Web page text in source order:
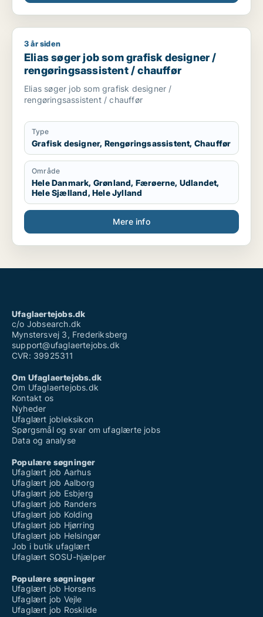
Elias søger job som grafisk designer / rengøringsassistent /
3 år siden
Elias søger job som grafisk designer /
rengøringsassistent / chauffør
Elias søger job som grafisk designer /
rengøringsassistent / chauffør
Type
Grafisk designer, Rengøringsassistent, Chauffør
Område
Hele Danmark, Grønland, Færøerne, Udlandet,
Hele Sjælland, Hele Jylland
Mere info
Ufaglaertejobs.dk
c/o Jobsearch.dk
Mynstersvej 3, Frederiksberg
support@ufaglaertejobs.dk
CVR: 39925311
Om Ufaglaertejobs.dk
Om Ufaglaertejobs.dk
Kontakt os
Nyheder
Ufaglært jobleksikon
Spørgsmål og svar om ufaglærte jobs
Data og analyse
Populære søgninger
Ufaglært job Aarhus
Ufaglært job Aalborg
Ufaglært job Esbjerg
Ufaglært job Randers
Ufaglært job Kolding
Ufaglært job Hjørring
Ufaglært job Helsingør
Job i butik ufaglært
Ufaglært SOSU-hjælper
Populære søgninger
Ufaglært job Horsens
Ufaglært job Vejle
Ufaglært job Roskilde